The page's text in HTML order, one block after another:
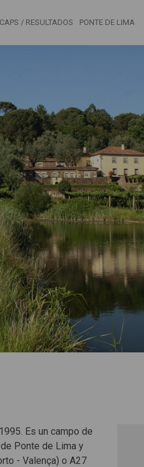
/ RESULTADOS PONTE DE LIMA
Es un campo de
Ponte de Lima y
- Valença) o A27